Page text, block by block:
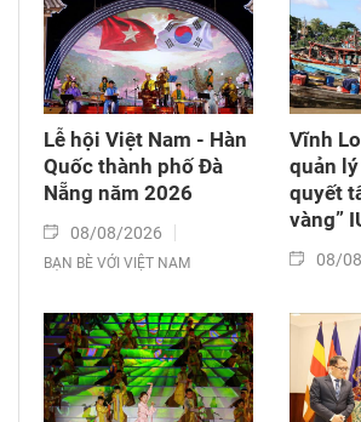
Lễ hội Việt Nam - Hàn
Quốc thành phố Đà
Nẵng năm 2026
08/08/2026
BẠN BÈ VỚI VIỆT NAM
Vĩnh
quản
quyết
vàng”
08/